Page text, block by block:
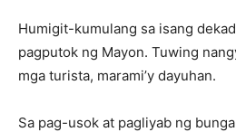
Humigit-kumulang sa isang
pagputok ng Mayon. Tuwing
mga turista, marami’y dayuhan.
Sa pag-usok at pagliyab ng